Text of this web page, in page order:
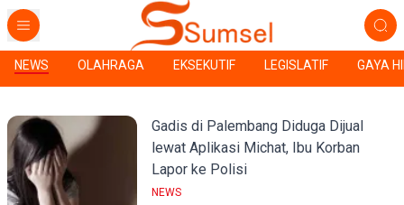
NEWS OLAHRAGA EKSEKUTIF LEGISLATIF GAYA
Gadis di Palembang Diduga Dijual
lewat Aplikasi Michat, Ibu Korban
Lapor ke Polisi
NEWS